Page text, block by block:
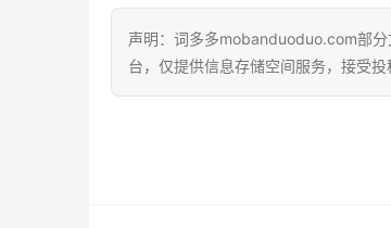
声明：词多多mobanduoduo.com部
台，仅提供信息存储空间服务，接受